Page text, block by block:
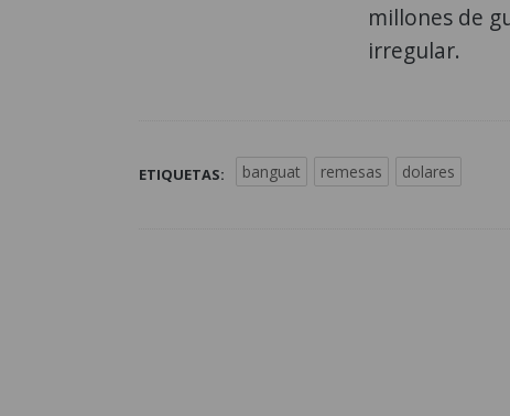
millones de
irregular.
ETIQUETAS: banguat remesas dolares